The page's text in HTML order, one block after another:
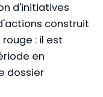
d'initiatives
construit
: il est
en
dossier